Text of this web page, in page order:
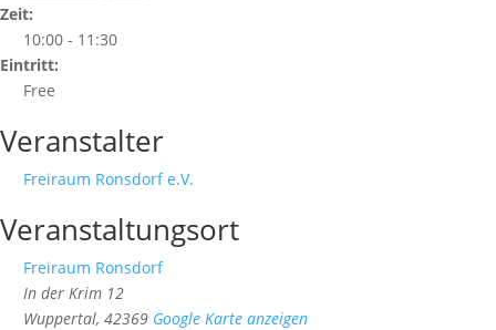
Zeit:
10:00 - 11:30
Eintritt:
Free
Veranstalter
Freiraum Ronsdorf e.V.
Veranstaltungsort
Freiraum Ronsdorf
In der Krim 12
Wuppertal, 42369 Google Karte anzeigen